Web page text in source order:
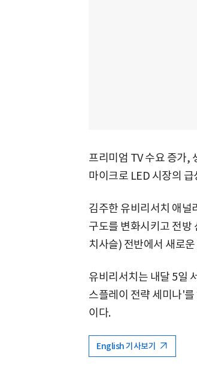
프리미엄 TV 수요 증가,
마이크로 LED 시장의
김주한 유비리서치 애널
구도를 변화시키고 전
치사슬) 전반에서 새로
유비리서치는 내달 5일
스플레이 전략 세미나'
이다.
English 기사보기